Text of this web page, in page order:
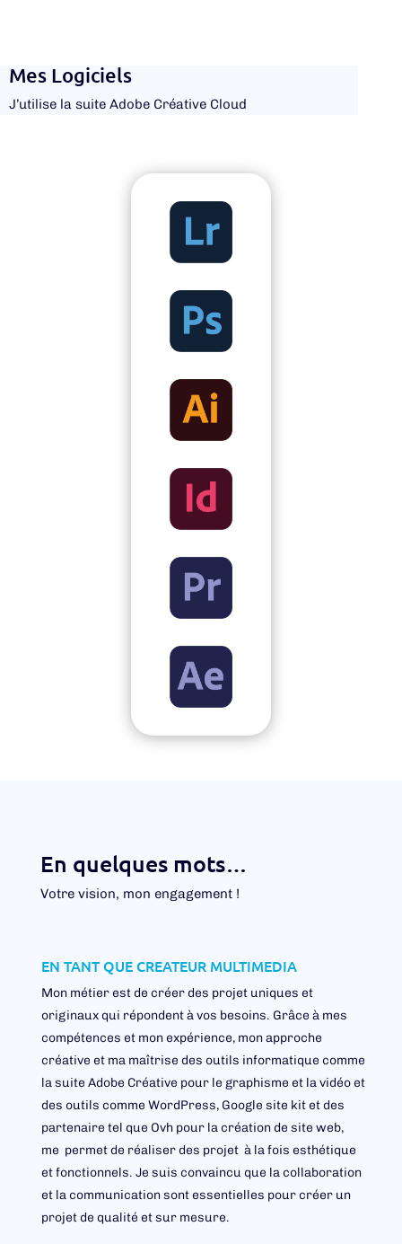
Mes Logiciels
J’utilise la suite Adobe Créative Cloud
En quelques mots…
Votre vision, mon engagement !
EN TANT QUE CREATEUR MULTIMEDIA
Mon métier est de créer des projet uniques et
originaux qui répondent à vos besoins. Grâce à mes
compétences et mon expérience, mon approche
créative et ma maîtrise des outils informatique comme
la suite Adobe Créative pour le graphisme et la vidéo et
des outils comme WordPress, Google site kit et des
partenaire tel que Ovhpour la création de site web,
me permetde réaliser des projet à la fois esthétique
et fonctionnels. Je suis convaincu que la collaboration
et la communication sont essentielles pour créer un
projet de qualité et sur mesure.